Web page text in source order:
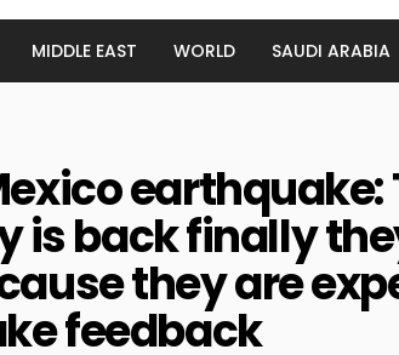
MIDDLE EAST WORLD SAUDI ARABIA
earthquake:
is back finally
they are
feedback